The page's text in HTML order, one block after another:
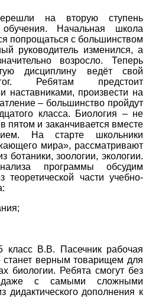
6 7 8 9 10
11
мир
6 7 8 9 10
11
язык
6 7 8 9 10
11
Физика
язык
6 7 8 9 10
11
на вторую ступень
обучения. Начальная школа
попрощаться с большинством
руководитель изменился, а
возросло. Теперь
дисциплину ведёт свой
Ребятам предстоит
наставниками, произвести на
– большинство пройдут
класса. Биология – не
пятом и заканчивается вместе
На старте школьники
мира», рассматривают
ботаники, зоологии, экологии.
программы обсудим
части учебно-
класс В.В. Пасечник рабочая
станет верным товарищем для
биологии. Ребята смогут без
даже с самыми сложными
дидактического дополнения к